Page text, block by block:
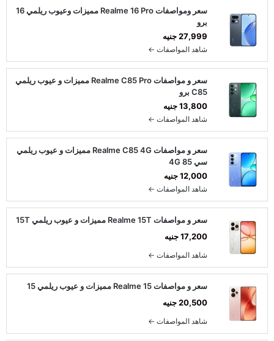
سعر ومواصفات Realme 16 Pro مميزات وعيوب ريلمي 16
برو
27,999 جنيه
شاهد المواصفات ←
سعر و مواصفات Realme C85 Pro مميزات و عيوب ريلمي
C85 برو
13,800 جنيه
شاهد المواصفات ←
سعر و مواصفات Realme C85 4G مميزات و عيوب ريلمي
سي 85 4G
12,000 جنيه
شاهد المواصفات ←
سعر و مواصفات Realme 15T مميزات و عيوب ريلمي 15T
17,200 جنيه
شاهد المواصفات ←
سعر و مواصفات Realme 15 مميزات و عيوب ريلمي 15
20,500 جنيه
شاهد المواصفات ←